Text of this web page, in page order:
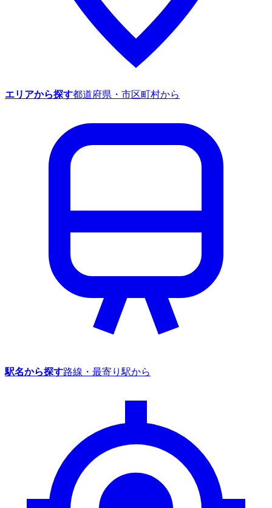
エリアから探す都道府県・市区町村から
駅名から探す路線・最寄り駅から